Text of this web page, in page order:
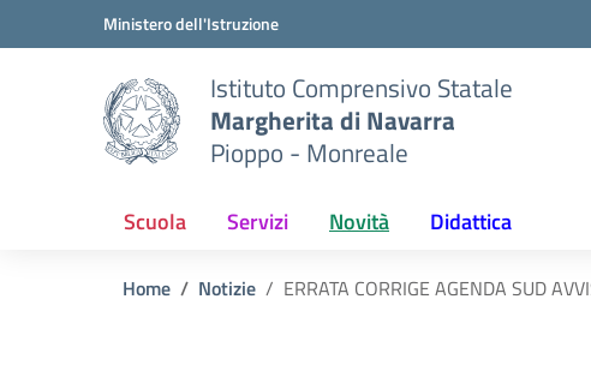
Vai ai contenuti
Vai al menu di navigazione
Ministero dell'Istruzione
Istituto Comprensivo Statale
Margherita di Navarra
Pioppo - Monreale
Scuola Servizi Novità Didattica
Home Notizie ERRATA CORRIGE AGENDA SUD